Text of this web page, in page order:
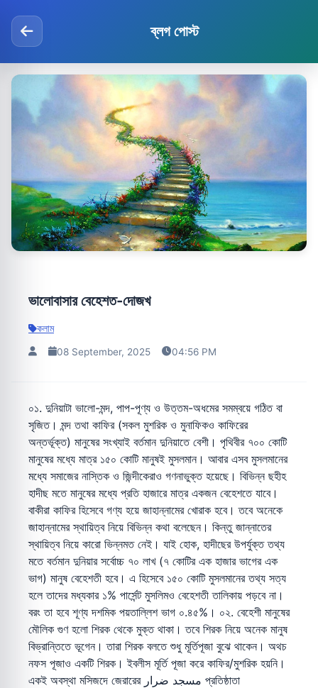
ব্লগ পোস্ট
ভালোবাসার বেহেশত-দোজখ
কলাম
08 September, 2025 04:56 PM
০১. দুনিয়াটা ভালো-মন্দ, পাপ-পূণ্য ও উত্তম-অধমের সমম্বয়ে গঠিত বা
সৃজিত। মন্দ তথা কাফির (সকল মুশরিক ও মুনাফিকও কাফিরের
অন্তর্ভূক্ত) মানুষের সংখ্যাই বর্তমান দুনিয়াতে বেশী। পৃথিবীর ৭০০ কোটি
মানুষের মধ্যে মাত্র ১৫০ কোটি মানুষই মুসলমান। আবার এসব মুসলমানের
মধ্যে সমাজের নাস্তিক ও জিন্দীকেরাও গণনাভুক্ত হয়েছে। বিভিন্ন ছহীহ
হাদীছ মতে মানুষের মধ্যে প্রতি হাজারে মাত্র একজন বেহেশতে যাবে।
বাকীরা কাফির হিসেবে গণ্য হয়ে জাহান্নামের খোরাক হবে। তবে অনেকে
জাহান্নামের স্থায়িত্ব নিয়ে বিভিন্ন কথা বলেছেন। কিন্তু জান্নাতের
স্থায়িত্ব নিয়ে কারো ভিন্নমত নেই। যাই হোক, হাদীছের উপর্যুক্ত তথ্য
মতে বর্তমান দুনিয়ার সর্বোচ্চ ৭০ লাখ (৭ কোটির এক হাজার ভাগের এক
ভাগ) মানুষ বেহেশতী হবে। এ হিসেবে ১৫০ কোটি মুসলমানের তথ্য সত্য
হলে তাদের মধ্যকার ১% পার্সেন্ট মুসলিমও বেহেশতী তালিকায় পড়বে না।
বরং তা হবে শূণ্য দশমিক পয়তাল্লিশ ভাগ ০.৪৫%। ০২. বেহেশী মানুষের
মৌলিক গুণ হলো শিরক থেকে মুক্ত থাকা। তবে শিরক নিয়ে অনেক মানুষ
বিভ্রান্তিতে ভূগেন। তারা শিরক বলতে শুধু মূর্তিপূজা বুঝে থাকেন। অথচ
নফস পূজাও একটি শিরক। ইবলীস মূর্তি পূজা করে কাফির/মুশরিক হয়নি।
একই অবস্থা মসিজদে জেরারের مسجد ضرار প্রতিষ্ঠাতা